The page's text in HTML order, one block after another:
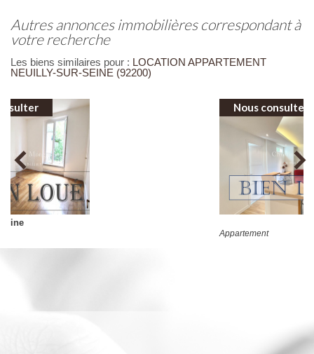
autres annonces immobilières correspondant à
votre recherche
Les biens similaires pour : LOCATION APPARTEMENT
NEUILLY-SUR-SEINE (92200)